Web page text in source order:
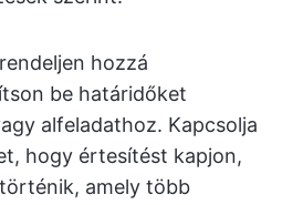
hozzá
be határidőket
alfeladathoz. Kapcsolja
hogy értesítést kapjon,
amely több